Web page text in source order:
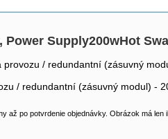
Power Supply200wHot
/ redundantní (zásuvný
/ redundantní (zásuvný modul) -
až po potvrdenie objednávky. Obrázok má len